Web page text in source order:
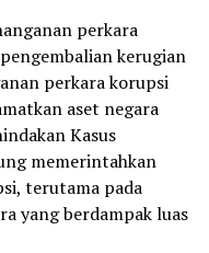
perkara
kerugian
perkara korupsi
aset negara
Kasus
memerintahkan
terutama pada
yang berdampak luas